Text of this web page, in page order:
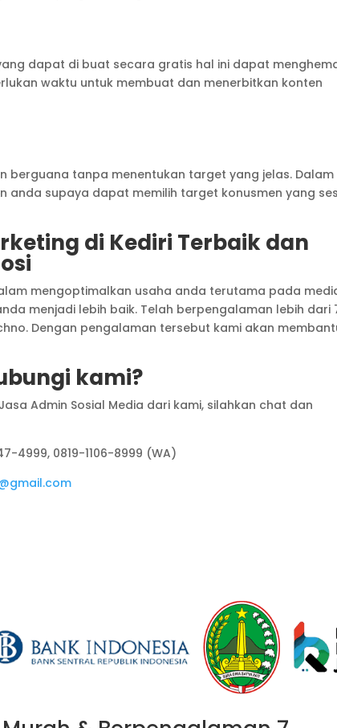
dapat di buat secara gratis hal ini dapat
waktu untuk membuat dan menerbitkan konten
berguana tanpa menentukan target yang jelas. Dalam
anda supaya dapat memilih target konusmen yang
di Kediri Terbaik dan
mengoptimalkan usaha anda terutama pada
menjadi lebih baik. Telah berpengalaman lebih dari
Dengan pengalaman tersebut kami akan
kami?
Admin Sosial Media dari kami, silahkan chat dan
4999, 0819-1106-8999 (WA)